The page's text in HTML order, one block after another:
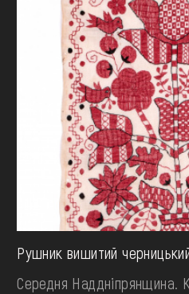
Рушник вишитий
Середня Наддніпрянщина.